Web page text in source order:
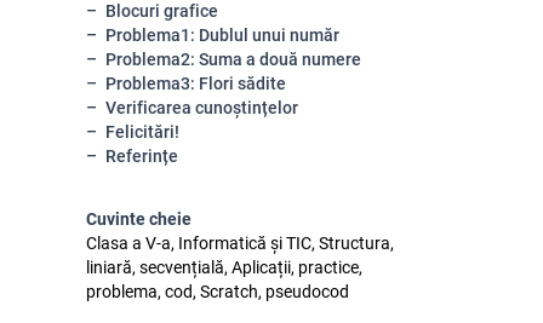
Blocuri grafice
Problema1: Dublul unui număr
Problema2: Suma a două numere
Problema3: Flori sădite
Verificarea cunoștințelor
Felicitări!
Referințe
Cuvinte cheie
Clasa a V-a, Informatică și TIC, Structura,
liniară, secvențială, Aplicații, practice,
problema, cod, Scratch, pseudocod